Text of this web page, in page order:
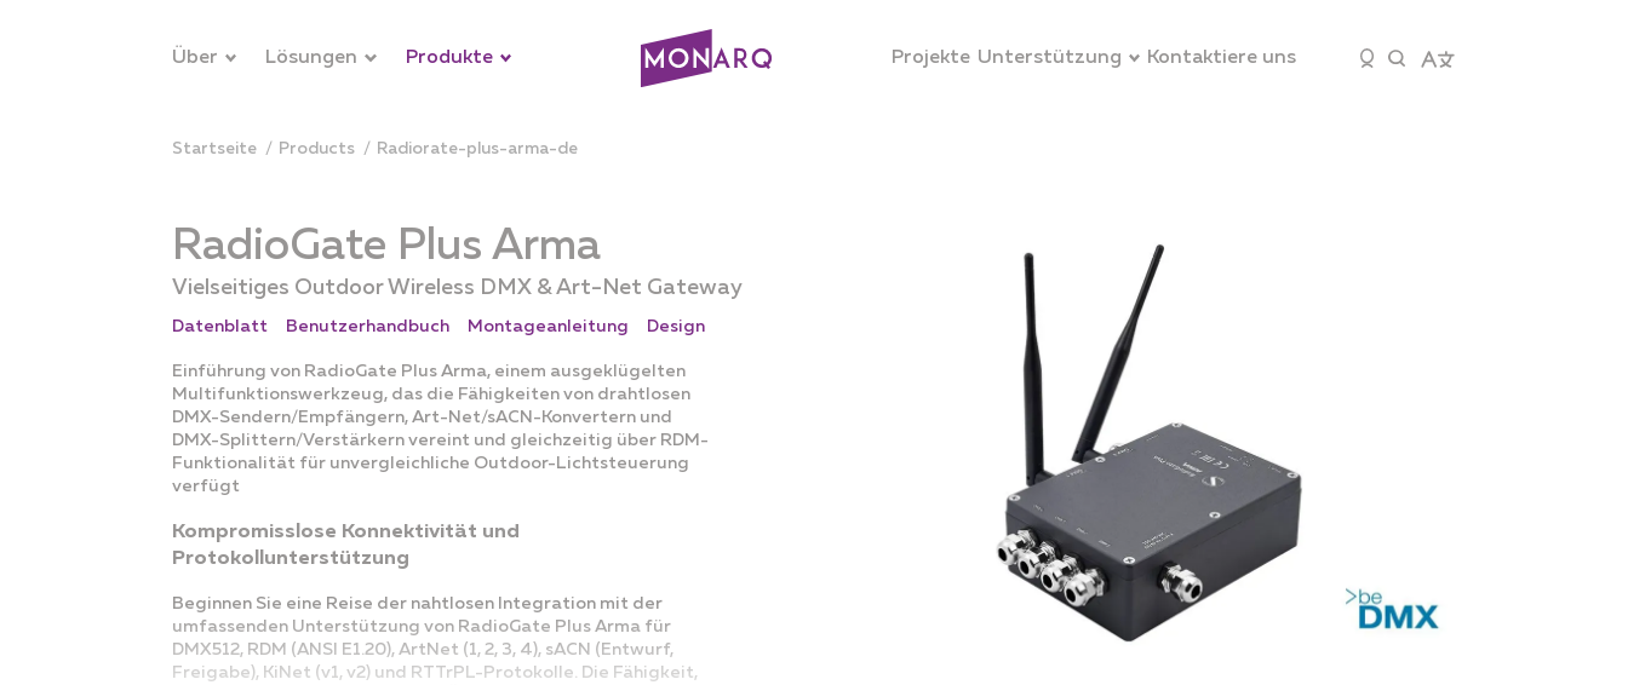
Über Lösungen Produkte Projekte Unterstützung Kontaktiere uns
Startseite products radiorate-plus-arma-de
RadioGate Plus Arma
Vielseitiges Outdoor Wireless DMX & Art-Net Gateway
Datenblatt Benutzerhandbuch Montageanleitung Design
Einführung von RadioGate Plus Arma, einem ausgeklügelten
Multifunktionswerkzeug, das die Fähigkeiten von drahtlosen
DMX-Sendern/Empfängern, Art-Net/sACN-Konvertern und
DMX-Splittern/Verstärkern vereint und gleichzeitig über RDM-
Funktionalität für unvergleichliche Outdoor-Lichtsteuerung
verfügt
Kompromisslose Konnektivität und
Protokollunterstützung
Beginnen Sie eine Reise der nahtlosen Integration mit der
umfassenden Unterstützung von RadioGate Plus Arma für
DMX512, RDM (ANSI E1.20), ArtNet (1, 2, 3, 4), sACN (Entwurf,
Freigabe), KiNet (v1, v2) und RTTrPL-Protokolle. Die Fähigkeit,